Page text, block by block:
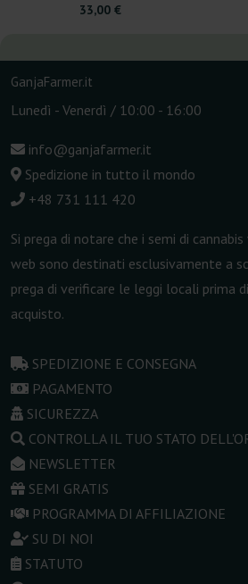
33,00 €
GanjaFarmer.it
Lunedì - Venerdì / 10:00 - 16:00
info@ganjafarmer.it
Spedizione in tutto il mondo
+48 731 111 420
Si prega di notare che i semi di
web sono destinati esclusivamente a
prega di verificare le leggi locali prima
acquisto.
SPEDIZIONE E CONSEGNA
PAGAMENTO
SICUREZZA
CONTROLLA IL TUO STATO
NEWSLETTER
SEMI GRATIS
PROGRAMMA DI AFFILIAZIONE
SU DI NOI
STATUTO